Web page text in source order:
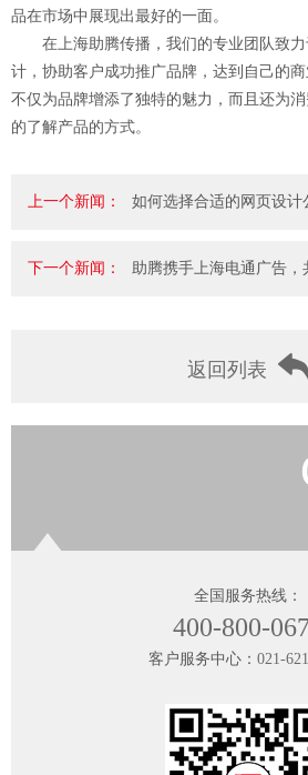
品在市场中展现出最好的一面。
在上海助腾传播，我们的专业团队致力
计，协助客户成功推广品牌，达到自己的
不仅为品牌增添了独特的魅力，而且还为
的了解产品的方式。
上一个新闻： 如何选择合适的网页设计
下一个新闻： 助腾携手上海电通广告，
返回列表
全国服务热线：
400-800-
客户服务中心： 021-